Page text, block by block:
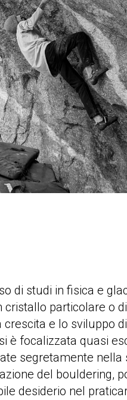
di studi in fisica e
particolare o
e lo sviluppo
è focalizzata quasi
segretamente nella
del bouldering,
desiderio nel